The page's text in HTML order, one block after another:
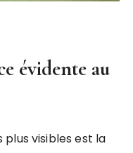
évidente au
plus visibles est la